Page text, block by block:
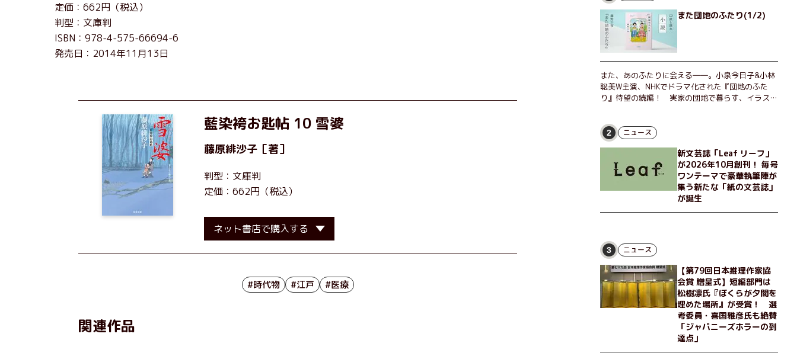
定価：662円（税込）
判型：文庫判
ISBN：978-4-575-66694-6
発売日：2014年11月13日
藍染袴お匙帖 10 雪婆
藤原緋沙子 ［著］
判型：文庫判
定価：662円（税込）
ネット書店で購入する
#時代物 #江戸 #医療
関連作品
また団地のふたり(1/2)
また、あのふたりに会える――。小泉今日子&小林
聡美W主演、NHKでドラマ化された『団地のふた
り』待望の続編！ 実家の団地で暮らす、イラスト
ょっとした贅沢を楽しんだり、近所のおばちゃんの
恋バナを聞いてあげたり、部屋でふたりだけの「台
湾映画祭」を催したり。50代独身、幼なじみの変
わらぬ友情とささやかな幸せの日々を描く。
2 ニュース
新文芸誌「Leaf リーフ」
が2026年10月創刊！ 毎号
ワンテーマで豪華執筆陣が
集う新たな「紙の文芸誌」
が誕生
3 ニュース
【第79回日本推理作家協
会賞 贈呈式】短編部門は
松樹凛氏『ぼくらが夕闇を
埋めた場所』が受賞！ 選
考委員・喜国雅彦氏も絶賛
「ジャパニーズホラーの到
達点」